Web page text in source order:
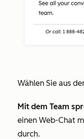
Wählen Sie aus
Mit dem Team
einen Web-Chat
durch.